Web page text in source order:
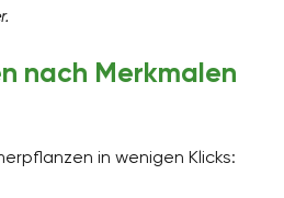
nach Merkmalen
in wenigen Klicks: